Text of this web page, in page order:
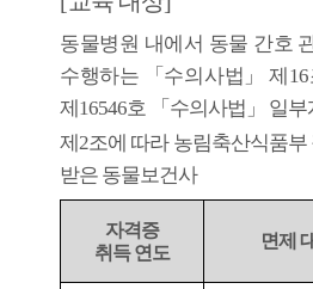
동물병원 내에서 동물 간호
수행하는
「 수의사법 」 제 16
제 16546호 「 수의사법 」 일부
제2조에 따라 농림축산식품부
받은 동물보건사
자격증
취득 연도
면제